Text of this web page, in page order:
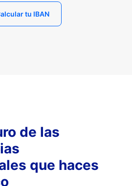
tu IBAN
de las
que haces